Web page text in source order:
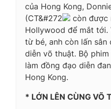
của Hong Kong,
(CT&#272
còn được
Hollywood để mắt tới.
từ bé, anh còn lấn
diễn võ thuật. Bộ
làm đồng đạo diễn
Hong Kong.
* LỚN LÊN CÙNG VÕ